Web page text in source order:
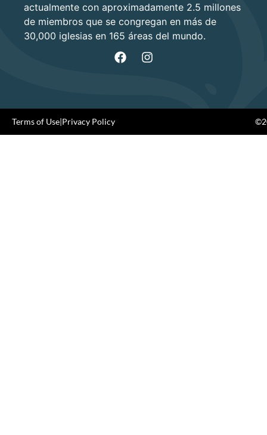
actualmente con aproximadamente 2.5 millones
de miembros que se congregan en más de
30,000 iglesias en 165 áreas del mundo.
Terms of Use|Privacy Policy